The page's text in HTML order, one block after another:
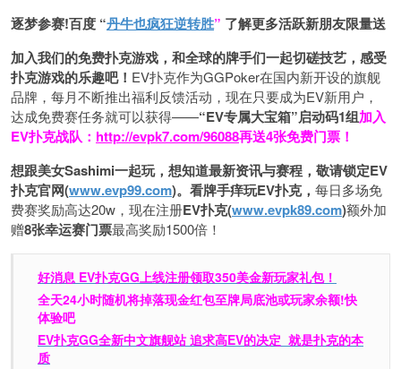
逐梦参赛!百度 “丹牛也疯狂逆转胜” 了解更多活跃新朋友限量送
加入我们的免费扑克游戏，和全球的牌手们一起切磋技艺，感受
扑克游戏的乐趣吧！ EV扑克作为GGPoker在国内新开设的旗舰
品牌，每月不断推出福利反馈活动，现在只要成为EV新用户，
达成免费赛任务就可以获得——“EV专属大宝箱”启动码1组加入
EV扑克战队： http://evpk7.com/96088再送4张免费门票！
想跟美女Sashimi一起玩， 想知道最新资讯与赛程， 敬请锁定EV
扑克官网(www.evp99.com)。 看牌手痒玩EV扑克， 每日多场免
费赛奖励高达20w，现在注册EV扑克(www.evpk89.com)额外加
赠8张幸运赛门票最高奖励1500倍！
好消息 EV扑克GG上线注册领取350美金新玩家礼包！
全天24小时随机将掉落现金红包至牌局底池或玩家余额!快
体验吧
EV扑克GG全新中文旗舰站追求高EV的决定 就是扑克的本
质